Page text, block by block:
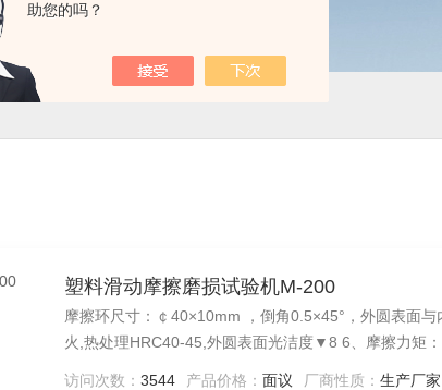
助您的吗？
塑料滑动摩擦磨损试验机M-200
摩擦环尺寸：￠40×10mm ，倒角0.5×45°，外圆表面与内圆同心度偏差小
火,热处理HRC40-45,外圆表面光洁度▼8 6、摩擦力矩： 0--4N·m 7、砝码重量：4KG砝码一件，1KG砝码4
访问次数： 3544 产品价格： 面议 厂商性质： 生产厂家